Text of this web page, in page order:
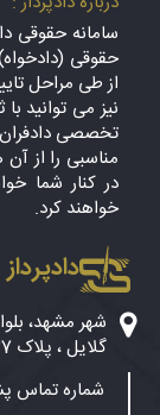
سامانه حقوقی
حقوقی
از طی مراحل
نیز می توانید
تخصصی دادفران
مناسبی را از
در کنار شما
خواهند کرد.
دادپرداز
گلایل ، پلاک 37 ، طبقه همکف
شماره تماس